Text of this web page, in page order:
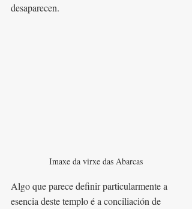
desaparecen.
Imaxe da virxe das Abarcas
Algo que parece definir particularmente a
esencia deste templo é a conciliación de